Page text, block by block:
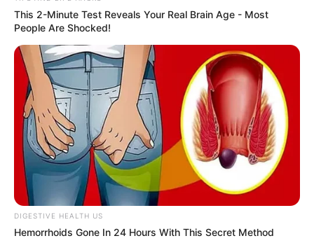
This 2-Minute Test Reveals Your Real Brain Age - Most
People Are Shocked!
DIGESTIVE HEALTH US
Hemorrhoids Gone In 24 Hours With This Secret Method